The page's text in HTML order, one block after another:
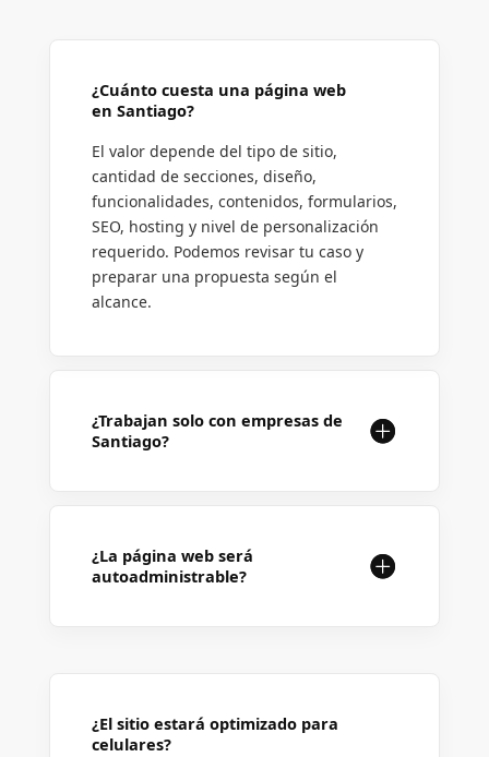
¿Cuánto cuesta una página web
en Santiago?
El valor depende del tipo de sitio,
cantidad de secciones, diseño,
funcionalidades, contenidos, formularios,
SEO, hosting y nivel de personalización
requerido. Podemos revisar tu caso y
preparar una propuesta según el
alcance.
¿Trabajan solo con empresas de
Santiago?
¿La página web será
autoadministrable?
¿El sitio estará optimizado para
celulares?